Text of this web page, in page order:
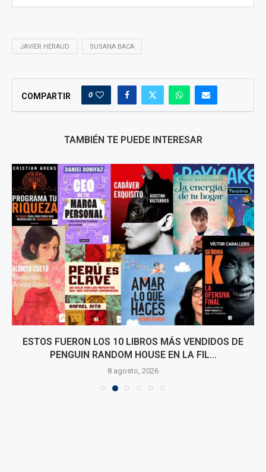
JAVIER HERAUD SUSANA BACA
COMPARTIR 0
TAMBIÉN TE PUEDE INTERESAR
ESTOS FUERON LOS 10 LIBROS MÁS VENDIDOS DE
PENGUIN RANDOM HOUSE EN LA FIL...
8 agosto, 2026